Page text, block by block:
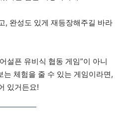
, 완성도 있게 재등장해주길 바라
설픈 유비식 협동 게임”이 아니
는 체험을 줄 수 있는 게임이라면,
있거든요!